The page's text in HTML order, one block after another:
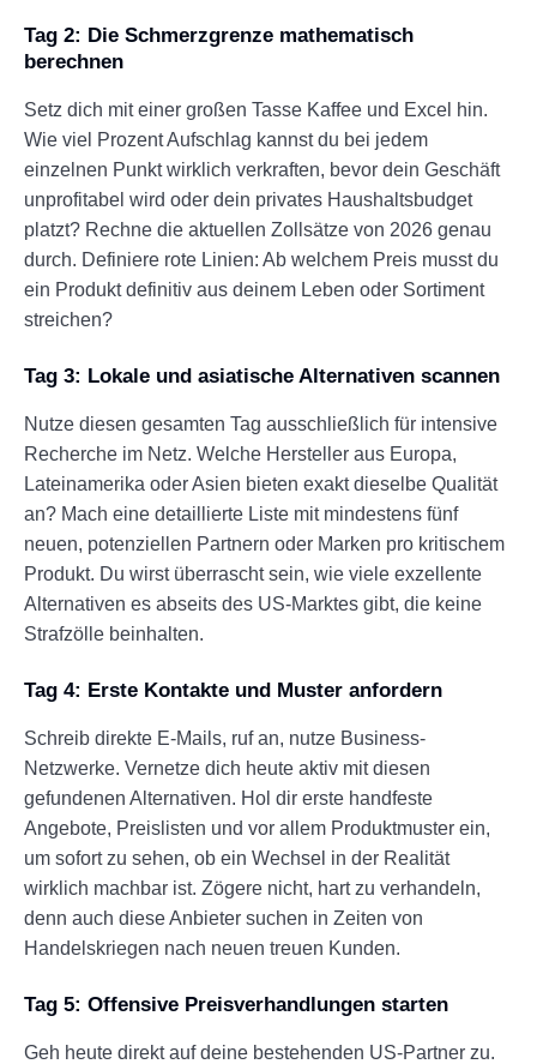
Tag 2: Die Schmerzgrenze mathematisch
berechnen
Setz dich mit einer großen Tasse Kaffee und Excel hin.
Wie viel Prozent Aufschlag kannst du bei jedem
einzelnen Punkt wirklich verkraften, bevor dein Geschäft
unprofitabel wird oder dein privates Haushaltsbudget
platzt? Rechne die aktuellen Zollsätze von 2026 genau
durch. Definiere rote Linien: Ab welchem Preis musst du
ein Produkt definitiv aus deinem Leben oder Sortiment
streichen?
Tag 3: Lokale und asiatische Alternativen scannen
Nutze diesen gesamten Tag ausschließlich für intensive
Recherche im Netz. Welche Hersteller aus Europa,
Lateinamerika oder Asien bieten exakt dieselbe Qualität
an? Mach eine detaillierte Liste mit mindestens fünf
neuen, potenziellen Partnern oder Marken pro kritischem
Produkt. Du wirst überrascht sein, wie viele exzellente
Alternativen es abseits des US-Marktes gibt, die keine
Strafzölle beinhalten.
Tag 4: Erste Kontakte und Muster anfordern
Schreib direkte E-Mails, ruf an, nutze Business-
Netzwerke. Vernetze dich heute aktiv mit diesen
gefundenen Alternativen. Hol dir erste handfeste
Angebote, Preislisten und vor allem Produktmuster ein,
um sofort zu sehen, ob ein Wechsel in der Realität
wirklich machbar ist. Zögere nicht, hart zu verhandeln,
denn auch diese Anbieter suchen in Zeiten von
Handelskriegen nach neuen treuen Kunden.
Tag 5: Offensive Preisverhandlungen starten
Geh heute direkt auf deine bestehenden US-Partner zu.